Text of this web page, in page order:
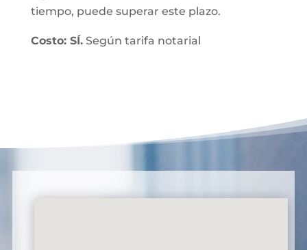
tiempo, puede superar este plazo.
Costo: SÍ.Según tarifa notarial